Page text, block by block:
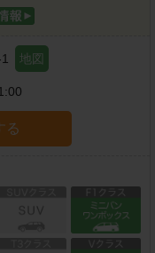
地図
る